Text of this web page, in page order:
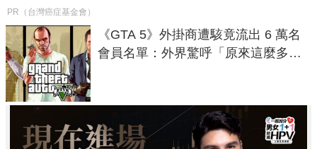
PR（台灣癌症基金會）
《GTA 5》外掛商遭駭竟流出 6 萬名
會員名單：外界驚呼「原來這麼多人